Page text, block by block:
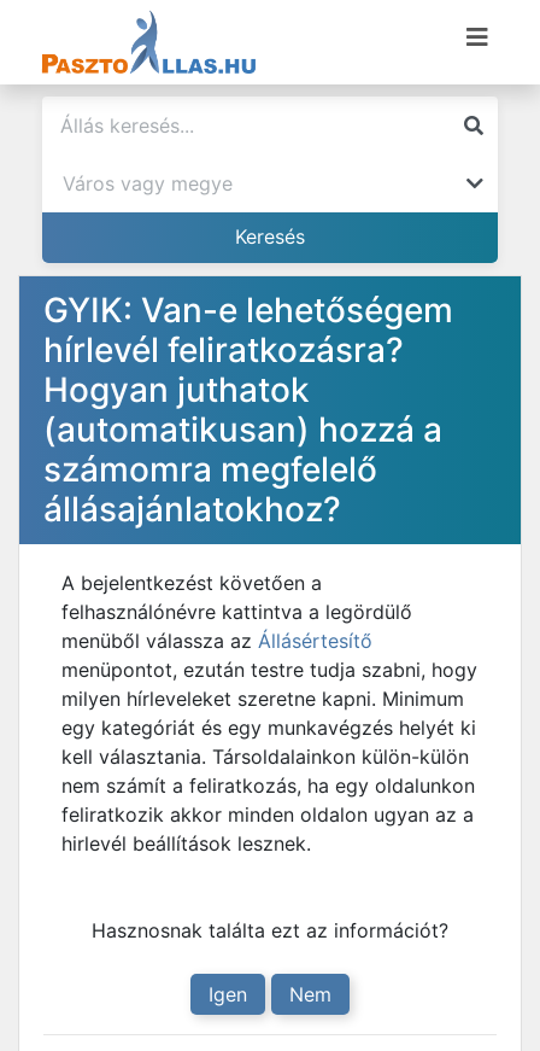
GYIK: Van-e lehetőségem
hírlevél feliratkozásra?
Hogyan juthatok
(automatikusan) hozzá a
számomra megfelelő
állásajánlatokhoz?
A bejelentkezést követően a
felhasználónévre kattintva a legördülő
menüből válassza az Állásértesítő
menüpontot, ezután testre tudja szabni, hogy
milyen hírleveleket szeretne kapni. Minimum
egy kategóriát és egy munkavégzés helyét ki
kell választania. Társoldalainkon külön-külön
nem számít a feliratkozás, ha egy oldalunkon
feliratkozik akkor minden oldalon ugyan az a
hirlevél beállítások lesznek.
Hasznosnak találta ezt az információt?
Igen Nem